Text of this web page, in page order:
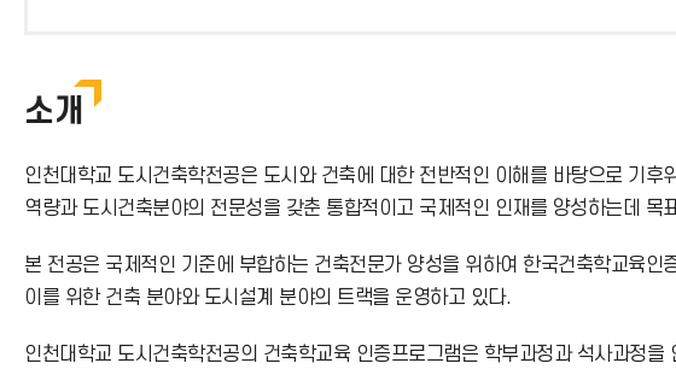
호
소개
인천대학교 도시건축학전공은 도시와 건축에 대한 전반적인 이해를 바탕으로 기
역량과 도시건축분야의 전문성을 갖춘 통합적이고 국제적인 인재를 양성하는데 목
본 전공은 국제적인 기준에 부합하는 건축전문가 양성을 위하여 한국건축학교육
이를 위한 건축 분야와 도시설계 분야의 트랙을 운영하고 있다.
인천대학교 도시건축학전공의 건축학교육 인증프로그램은 학부과정과 석사과정